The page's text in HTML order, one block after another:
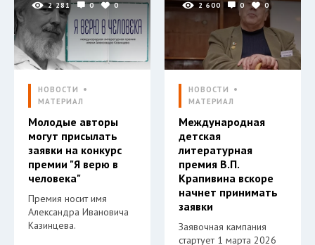
2 281 0 0
НОВОСТИ
МАТЕРИАЛ
Молодые авторы
могут присылать
заявки на конкурс
премии "Я верю в
человека"
Премия носит имя
Александра Ивановича
Казинцева.
2 600 0 0
НОВОСТИ
МАТЕРИАЛ
Международная
детская
литературная
премия В.П.
Крапивина вскоре
начнет принимать
заявки
Заявочная кампания
стартует 1 марта 2026